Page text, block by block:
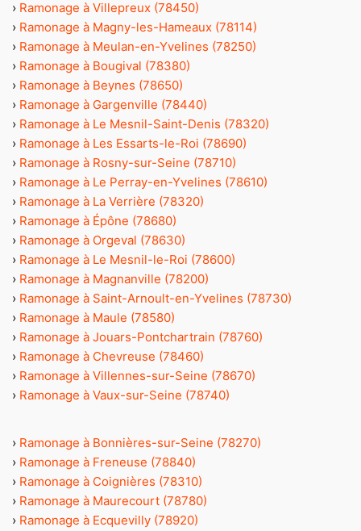
› Ramonage à Villepreux (78450)
› Ramonage à Magny-les-Hameaux (78114)
› Ramonage à Meulan-en-Yvelines (78250)
› Ramonage à Bougival (78380)
› Ramonage à Beynes (78650)
› Ramonage à Gargenville (78440)
› Ramonage à Le Mesnil-Saint-Denis (78320)
› Ramonage à Les Essarts-le-Roi (78690)
› Ramonage à Rosny-sur-Seine (78710)
› Ramonage à Le Perray-en-Yvelines (78610)
› Ramonage à La Verrière (78320)
› Ramonage à Épône (78680)
› Ramonage à Orgeval (78630)
› Ramonage à Le Mesnil-le-Roi (78600)
› Ramonage à Magnanville (78200)
› Ramonage à Saint-Arnoult-en-Yvelines (78730)
› Ramonage à Maule (78580)
› Ramonage à Jouars-Pontchartrain (78760)
› Ramonage à Chevreuse (78460)
› Ramonage à Villennes-sur-Seine (78670)
› Ramonage à Vaux-sur-Seine (78740)
› Ramonage à Bonnières-sur-Seine (78270)
› Ramonage à Freneuse (78840)
› Ramonage à Coignières (78310)
› Ramonage à Maurecourt (78780)
› Ramonage à Ecquevilly (78920)